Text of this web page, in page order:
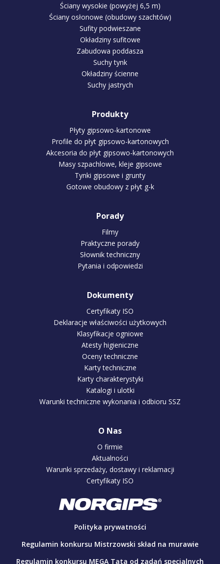
Ściany wysokie (powyżej 6,5 m)
Ściany osłonowe (obudowy szachtów)
Sufity podwieszane
Okładziny sufitowe
Zabudowa poddasza
Suchy tynk
Okładziny ścienne
Suchy jastrych
Produkty
Płyty gipsowo-kartonowe
Profile do płyt gipsowo-kartonowych
Akcesoria do płyt gipsowo-kartonowych
Masy szpachlowe, kleje gipsowe
Tynki gipsowe i grunty
Gotowe obudowy z płyt g-k
Porady
Filmy
Praktyczne porady
Słownik techniczny
Pytania i odpowiedzi
Dokumenty
Certyfikaty ISO
Deklaracje właściwości użytkowych
Klasyfikacje ogniowe
Atesty higieniczne
Oceny techniczne
Karty techniczne
Karty charakterystyki
Katalogi i ulotki
Warunki techniczne wykonania i odbioru SSZ
O Nas
O firmie
Aktualności
Warunki sprzedaży, dostawy i reklamacji
Certyfikaty ISO
Polityka prywatności
Regulamin konkursu Mistrzowski skład na murawie
Regulamin konkursu MEGA Tata od zadań specjalnych